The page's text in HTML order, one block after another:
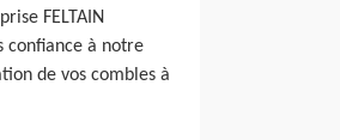
FELTAIN
confiance à notre
de vos combles à